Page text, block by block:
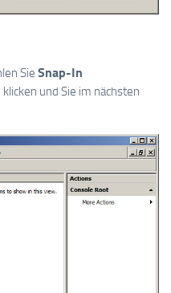
SieSnap-In
klicken und Sie im nächsten